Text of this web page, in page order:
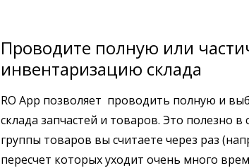
Проводите полную или
инвентаризацию склада
RO App позволяет проводить полную и
склада запчастей и товаров. Это полезно в
группы товаров вы считаете через раз
пересчет которых уходит очень много